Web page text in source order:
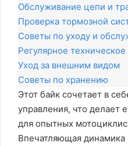
Обслуживание цепи и
Проверка тормозной
Советы по уходу и
Регулярное
Уход за внешним видом
Советы по хранению
Этот байк сочетает в
управления, что делает
для опытных
Впечатляющая динамика